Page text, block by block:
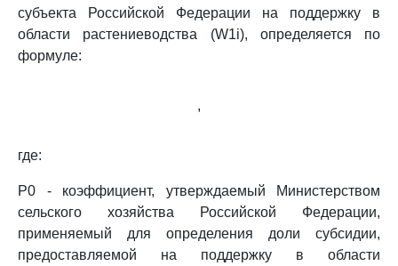
субъекта Российской Федерации на поддержку в
области растениеводства (W1i), определяется по
формуле:
,
где:
P0 - коэффициент, утверждаемый Министерством
сельского хозяйства Российской Федерации,
применяемый для определения доли субсидии,
предоставляемой на поддержку в области